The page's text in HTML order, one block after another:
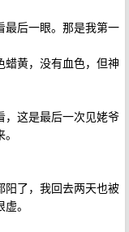
最后一眼。那是我第一
黄，没有血色，但神
，这是最后一次见姥爷
阳了，我回去两天也被
。